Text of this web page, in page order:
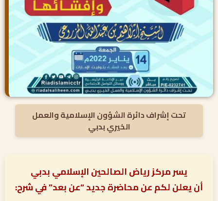
تحت إشراف دائرة الشؤون الإسلامية والعمل
الخيري بدبي
يسر مركز رياض الصالحين الإسلامي بدبي
أن يعلن لكم عن محاضرة جديد “عن بعد” في شرح: